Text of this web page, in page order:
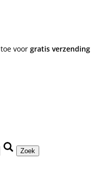
toe voor gratis verzending
Zoek